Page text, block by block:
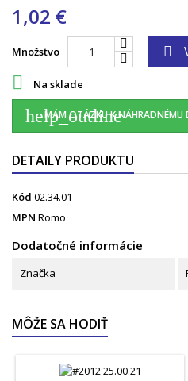
1,02 €
Množstvo 
 Na sklade
help_outline
MÁM OTÁZKU K NÁHRADNÉMU
DETAILY PRODUKTU
Kód 02.34.01
MPN Romo
Dodatočné informácie
Značka
MÔŽE SA HODIŤ